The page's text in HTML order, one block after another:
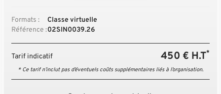
Formats :
Classe virtuelle
Référence :02SIN0039.26
Tarif indicatif 450 € H.T*
* Ce tarif n’inclut pas d’éventuels coûts supplémentaires liés à l’organisation.